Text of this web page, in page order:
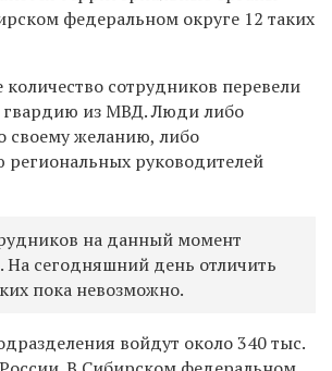
федеральном округе 12 таких
сотрудников перевели
гвардию из МВД. Люди либо
своему желанию, либо
руководителей
на данный момент
На сегодняшний день отличить
пока невозможно.
войдут около 340 тыс.